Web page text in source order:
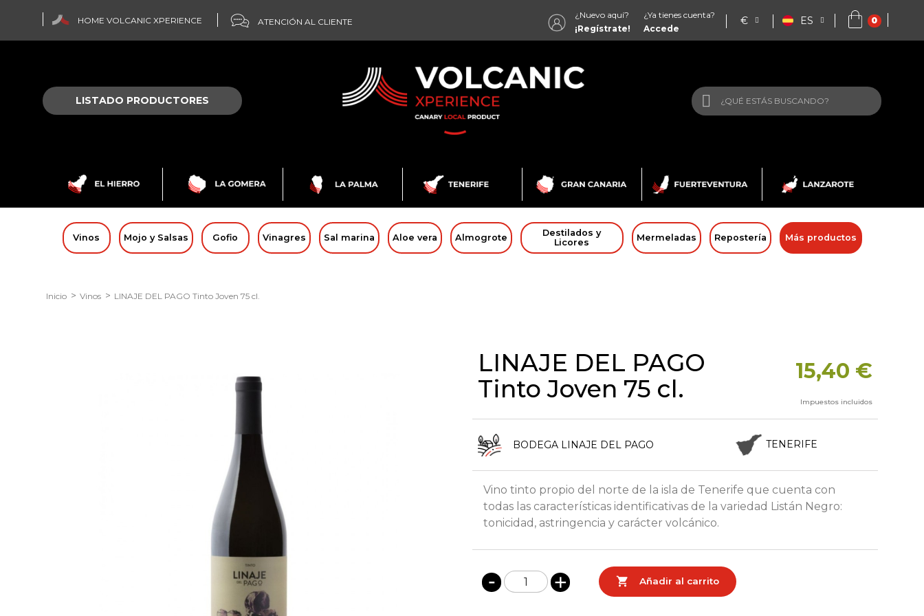
HOME VOLCANIC XPERIENCE ATENCIÓN AL CLIENTE
¿Nuevo aquí?
¡Regístrate!
¿Ya tienes cuenta?
Accede
€ ES
LISTADO PRODUCTORES
Vinos Mojo y Salsas Gofio Vinagres Sal marina Aloe vera Almogrote
Destilados y
Licores
Mermeladas Repostería Más productos
Inicio Vinos LINAJE DEL PAGO Tinto Joven 75 cl.
LINAJE DEL PAGO
Tinto Joven 75 cl.
15,40 €
Impuestos incluidos
BODEGA LINAJE DEL PAGO TENERIFE
Vino tinto propio del norte de la isla de Tenerife que cuenta con
todas las características identificativas de la variedad Listán Negro:
tonicidad, astringencia y carácter volcánico.
 Añadir al carrito